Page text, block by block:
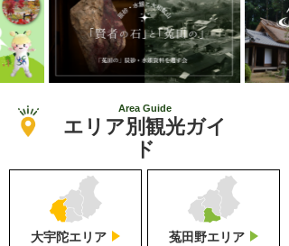
Area Guide
エリア別観光ガイ
ド
大宇陀エリア 菟田野エリア